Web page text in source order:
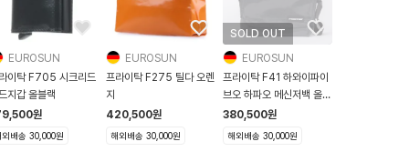
EUROSUN
이탁 F705 시크리드
지갑 올블랙
원
외배송 30,000원
EUROSUN
프라이탁 F275 틸다 오렌
지
420,500원
해외배송 30,000원
SOLD OUT
EUROSUN
프라이탁 F41 하와이파이
브오 하파오 메신저백 올블
랙
380,500원
해외배송 30,000원